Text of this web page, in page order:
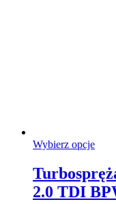
Wybierz opcjeTen
2.0 TDI